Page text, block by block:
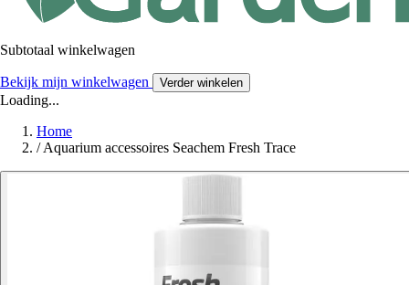
Subtotaal winkelwagen
Bekijk mijn winkelwagen Verder winkelen
Loading...
Home
/ Aquarium accessoires Seachem Fresh Trace